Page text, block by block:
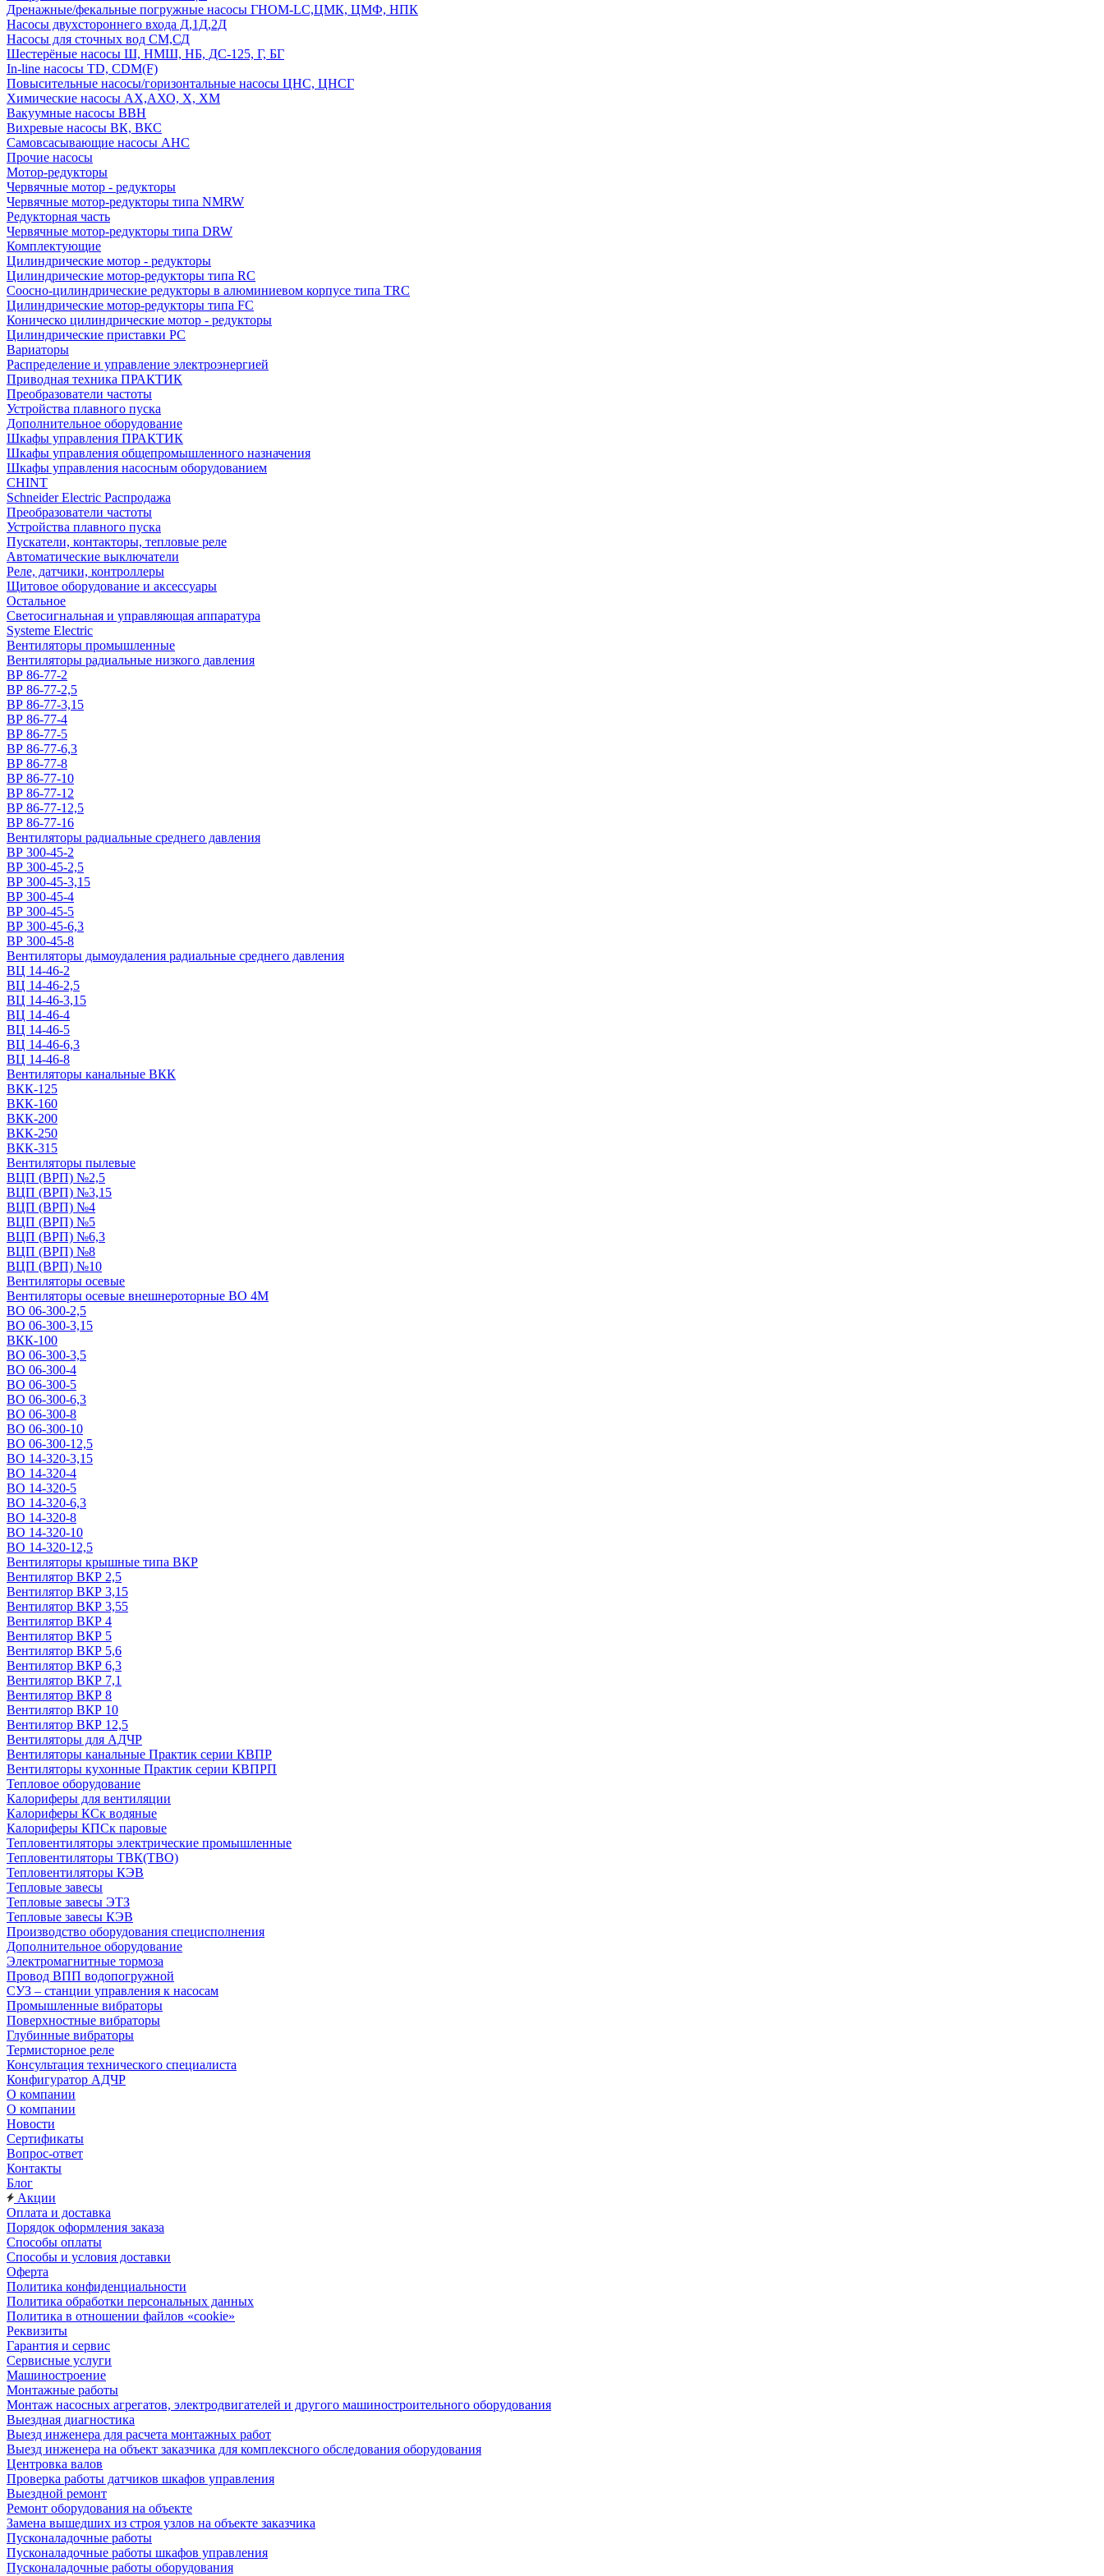
Дренажные/фекальные погружные насосы ГНОМ-LC,ЦМК, ЦМФ, НПК
Насосы двухстороннего входа Д,1Д,2Д
Насосы для сточных вод СМ,СД
Шестерёные насосы Ш, НМШ, НБ, ДС-125, Г, БГ
In-line насосы TD, CDM(F)
Повысительные насосы/горизонтальные насосы ЦНС, ЦНСГ
Химические насосы АХ,АХО, Х, ХМ
Вакуумные насосы ВВН
Вихревые насосы ВК, ВКС
Самовсасывающие насосы АНС
Прочие насосы
Мотор-редукторы
Червячные мотор - редукторы
Червячные мотор-редукторы типа NMRW
Редукторная часть
Червячные мотор-редукторы типа DRW
Комплектующие
Цилиндрические мотор - редукторы
Цилиндрические мотор-редукторы типа RC
Соосно-цилиндрические редукторы в алюминиевом корпусе типа TRC
Цилиндрические мотор-редукторы типа FC
Коническо цилиндрические мотор - редукторы
Цилиндрические приставки PC
Вариаторы
Распределение и управление электроэнергией
Приводная техника ПРАКТИК
Преобразователи частоты
Устройства плавного пуска
Дополнительное оборудование
Шкафы управления ПРАКТИК
Шкафы управления общепромышленного назначения
Шкафы управления насосным оборудованием
CHINT
Schneider Electric Распродажа
Преобразователи частоты
Устройства плавного пуска
Пускатели, контакторы, тепловые реле
Автоматические выключатели
Реле, датчики, контроллеры
Щитовое оборудование и аксессуары
Остальное
Светосигнальная и управляющая аппаратура
Systeme Electric
Вентиляторы промышленные
Вентиляторы радиальные низкого давления
ВР 86-77-2
ВР 86-77-2,5
ВР 86-77-3,15
ВР 86-77-4
ВР 86-77-5
ВР 86-77-6,3
ВР 86-77-8
ВР 86-77-10
ВР 86-77-12
ВР 86-77-12,5
ВР 86-77-16
Вентиляторы радиальные среднего давления
ВР 300-45-2
ВР 300-45-2,5
ВР 300-45-3,15
ВР 300-45-4
ВР 300-45-5
ВР 300-45-6,3
ВР 300-45-8
Вентиляторы дымоудаления радиальные среднего давления
ВЦ 14-46-2
ВЦ 14-46-2,5
ВЦ 14-46-3,15
ВЦ 14-46-4
ВЦ 14-46-5
ВЦ 14-46-6,3
ВЦ 14-46-8
Вентиляторы канальные ВКК
ВКК-125
ВКК-160
ВКК-200
ВКК-250
ВКК-315
Вентиляторы пылевые
ВЦП (ВРП) №2,5
ВЦП (ВРП) №3,15
ВЦП (ВРП) №4
ВЦП (ВРП) №5
ВЦП (ВРП) №6,3
ВЦП (ВРП) №8
ВЦП (ВРП) №10
Вентиляторы осевые
Вентиляторы осевые внешнероторные ВО 4М
ВО 06-300-2,5
ВО 06-300-3,15
ВКК-100
ВО 06-300-3,5
ВО 06-300-4
ВО 06-300-5
ВО 06-300-6,3
ВО 06-300-8
ВО 06-300-10
ВО 06-300-12,5
ВО 14-320-3,15
ВО 14-320-4
ВО 14-320-5
ВО 14-320-6,3
ВО 14-320-8
ВО 14-320-10
ВО 14-320-12,5
Вентиляторы крышные типа ВКР
Вентилятор ВКР 2,5
Вентилятор ВКР 3,15
Вентилятор ВКР 3,55
Вентилятор ВКР 4
Вентилятор ВКР 5
Вентилятор ВКР 5,6
Вентилятор ВКР 6,3
Вентилятор ВКР 7,1
Вентилятор ВКР 8
Вентилятор ВКР 10
Вентилятор ВКР 12,5
Вентиляторы для АДЧР
Вентиляторы канальные Практик серии КВПР
Вентиляторы кухонные Практик серии КВПРП
Тепловое оборудование
Калориферы для вентиляции
Калориферы КСк водяные
Калориферы КПСк паровые
Тепловентиляторы электрические промышленные
Тепловентиляторы ТВК(ТВО)
Тепловентиляторы КЭВ
Тепловые завесы
Тепловые завесы ЭТЗ
Тепловые завесы КЭВ
Производство оборудования специсполнения
Дополнительное оборудование
Электромагнитные тормоза
Провод ВПП водопогружной
СУЗ – станции управления к насосам
Промышленные вибраторы
Поверхностные вибраторы
Глубинные вибраторы
Термисторное реле
Консультация технического специалиста
Конфигуратор АДЧР
О компании
О компании
Новости
Сертификаты
Вопрос-ответ
Контакты
Блог
Акции
Оплата и доставка
Порядок оформления заказа
Способы оплаты
Способы и условия доставки
Оферта
Политика конфиденциальности
Политика обработки персональных данных
Политика в отношении файлов «cookie»
Реквизиты
Гарантия и сервис
Сервисные услуги
Машиностроение
Монтажные работы
Монтаж насосных агрегатов, электродвигателей и другого машиностроительного оборудования
Выездная диагностика
Выезд инженера для расчета монтажных работ
Выезд инженера на объект заказчика для комплексного обследования оборудования
Центровка валов
Проверка работы датчиков шкафов управления
Выездной ремонт
Ремонт оборудования на объекте
Замена вышедших из строя узлов на объекте заказчика
Пусконаладочные работы
Пусконаладочные работы шкафов управления
Пусконаладочные работы оборудования